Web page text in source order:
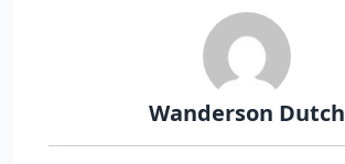
Wanderson Dutch